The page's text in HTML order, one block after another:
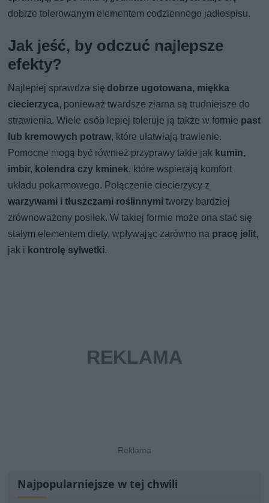
dobrze tolerowanym elementem codziennego jadłospisu.
Jak jeść, by odczuć najlepsze
efekty?
Najlepiej sprawdza się dobrze ugotowana, miękka
ciecierzyca, ponieważ twardsze ziarna są trudniejsze do
strawienia. Wiele osób lepiej toleruje ją także w formie past
lub kremowych potraw, które ułatwiają trawienie.
Pomocne mogą być również przyprawy takie jak kumin,
imbir, kolendra czy kminek, które wspierają komfort
układu pokarmowego. Połączenie ciecierzycy z
warzywami i tłuszczami roślinnymi tworzy bardziej
zrównoważony posiłek. W takiej formie może ona stać się
stałym elementem diety, wpływając zarówno na pracę jelit,
jak i kontrolę sylwetki.
Najpopularniejsze w tej chwili